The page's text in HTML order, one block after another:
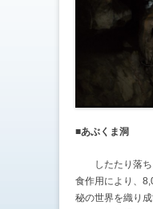
■あぶくま洞
したたり落ち
食作用により、
秘の世界を織り